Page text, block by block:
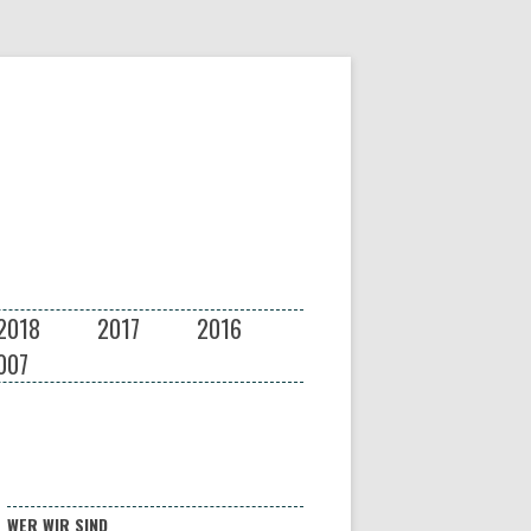
2017
2016
WER WIR SIND